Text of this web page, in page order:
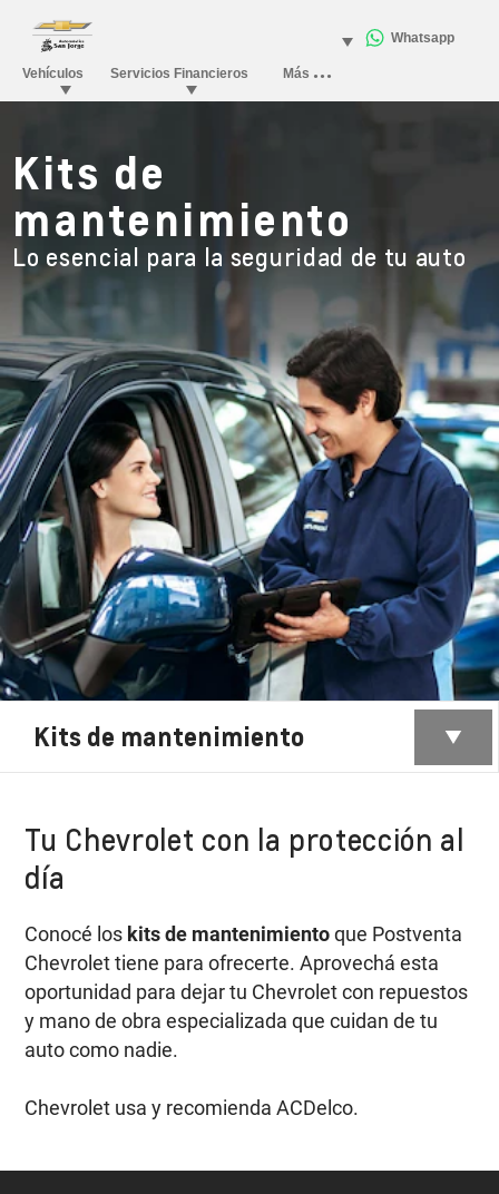
Kits de
mantenimiento
Lo esencial para la seguridad de tu auto
Kits de mantenimiento
Tu Chevrolet con la protección al
día
Conocé los kits de mantenimientoque Postventa
Chevrolet tiene para ofrecerte. Aprovechá esta
oportunidad para dejar tu Chevrolet con repuestos
y mano de obra especializada que cuidan de tu
auto como nadie.
Chevrolet usa y recomienda ACDelco.